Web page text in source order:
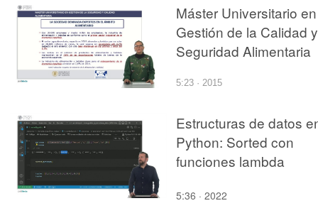
Máster Universitario en
Gestión de la Calidad y
Seguridad Alimentaria
5:23 · 2015
Estructuras de datos
Python: Sorted con
funciones lambda
5:36 · 2022